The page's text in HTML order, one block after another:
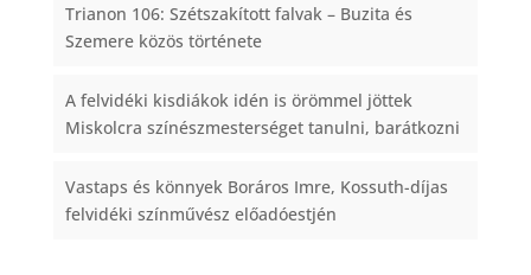
Trianon 106: Szétszakított falvak – Buzita és
Szemere közös története
A felvidéki kisdiákok idén is örömmel jöttek
Miskolcra színészmesterséget tanulni, barátkozni
Vastaps és könnyek Boráros Imre, Kossuth-díjas
felvidéki színművész előadóestjén